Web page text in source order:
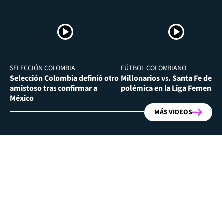
SELECCIÓN COLOMBIA
Selección Colombia definió otro
amistoso tras confirmar a
México
FÚTBOL COLOMBIANO
Millonarios vs. Santa Fe
polémica en la Liga Femenina
MÁS VIDEOS